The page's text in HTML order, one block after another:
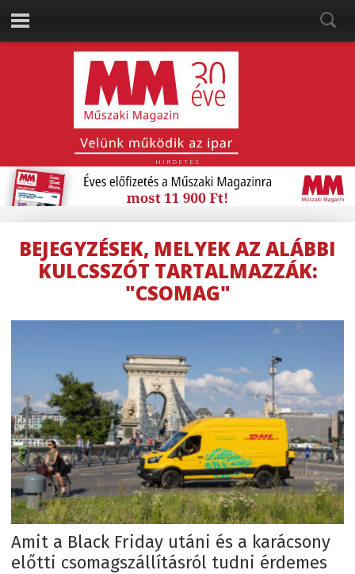
HIRDETÉS
BEJEGYZÉSEK, MELYEK AZ ALÁBBI
KULCSSZÓT TARTALMAZZÁK:
"CSOMAG"
Amit a Black Friday utáni és a karácsony
előtti csomagszállításról tudni érdemes